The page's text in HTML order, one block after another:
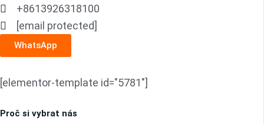
+8613926318100
[email protected]
WhatsApp
[elementor-template id="5781"]
Proč si vybrat nás